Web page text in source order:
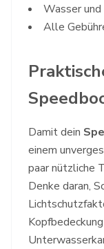
Wasser
Alle
Damit dein
einem
paar nützliche
Denke daran,